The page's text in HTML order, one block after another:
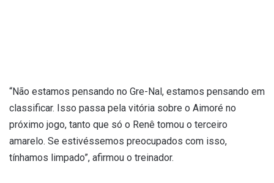
“Não estamos pensando no Gre-Nal, estamos pensando em
classificar. Isso passa pela vitória sobre o Aimoré no
próximo jogo, tanto que só o Renê tomou o terceiro
amarelo. Se estivéssemos preocupados com isso,
tínhamos limpado”, afirmou o treinador.